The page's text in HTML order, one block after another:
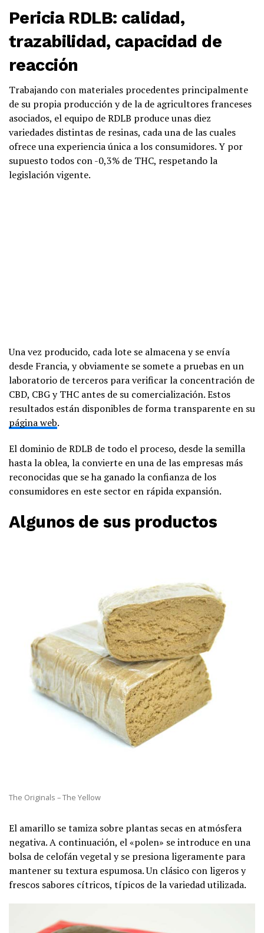
Pericia RDLB: calidad,
trazabilidad, capacidad de
reacción
Trabajando con materiales procedentes principalmente
de su propia producción y de la de agricultores franceses
asociados, el equipo de RDLB produce unas diez
variedades distintas de resinas, cada una de las cuales
ofrece una experiencia única a los consumidores. Y por
supuesto todos con -0,3% de THC, respetando la
legislación vigente.
Una vez producido, cada lote se almacena y se envía
desde Francia, y obviamente se somete a pruebas en un
laboratorio de terceros para verificar la concentración de
CBD, CBG y THC antes de su comercialización. Estos
resultados están disponibles de forma transparente en su
página web.
El dominio de RDLB de todo el proceso, desde la semilla
hasta la oblea, la convierte en una de las empresas más
reconocidas que se ha ganado la confianza de los
consumidores en este sector en rápida expansión.
Algunos de sus productos
The Originals – The Yellow
El amarillo se tamiza sobre plantas secas en atmósfera
negativa. A continuación, el «polen» se introduce en una
bolsa de celofán vegetal y se presiona ligeramente para
mantener su textura espumosa. Un clásico con ligeros y
frescos sabores cítricos, típicos de la variedad utilizada.